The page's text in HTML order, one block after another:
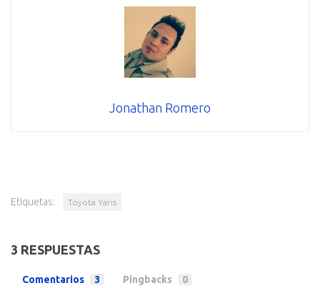
Jonathan Romero
Etiquetas: Toyota Yaris
3 RESPUESTAS
Comentarios 3 Pingbacks 0